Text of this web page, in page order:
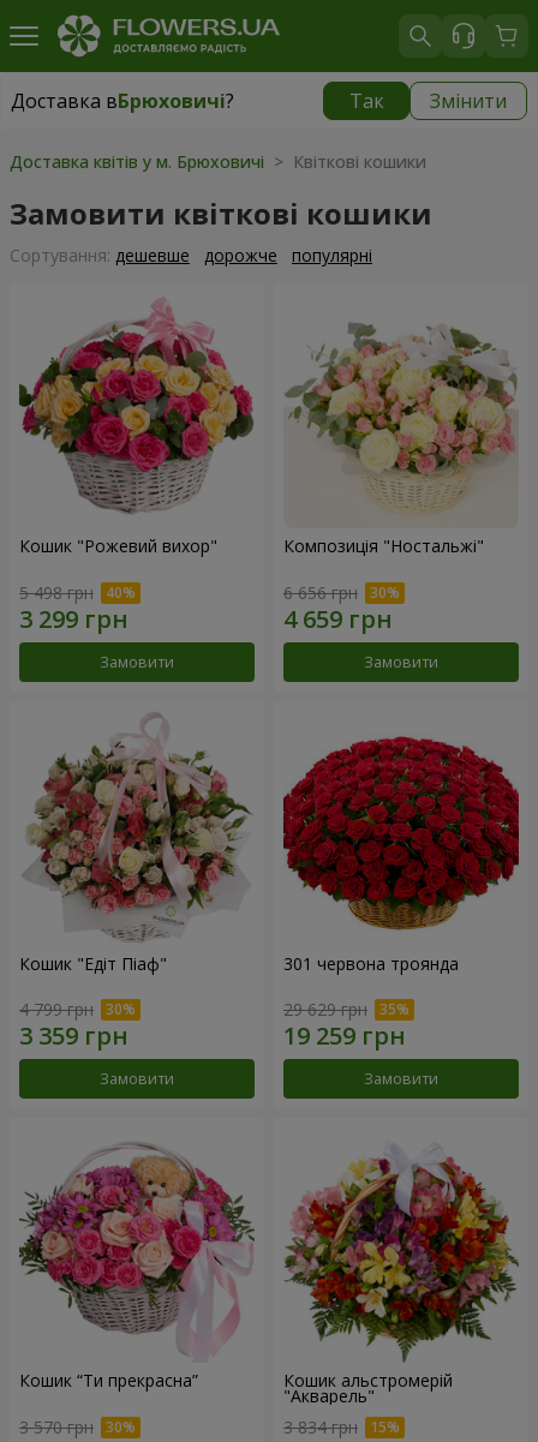
Доставка вБрюховичі? Так Змінити
Доставка вБрюховичі|
Доставка квітів у м. Брюховичі > Квіткові кошики
Замовити квіткові кошики
Сортування: дешевше дорожче популярні
Кошик "Рожевий вихор"
5 498 грн
Замовити
Композиція "Ностальжі"
6 656 грн
Замовити
Кошик "Едіт Піаф"
4 799 грн
Замовити
301 червона троянда
29 629 грн
Замовити
Кошик “Ти прекрасна”
3 570 грн
Кошик альстромерій
"Акварель"
3 834 грн